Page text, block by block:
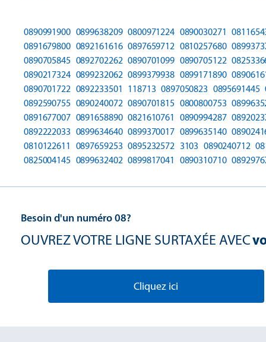
0890991900 0899638209 0800971224 0890030271
0891679800 0892161616 0897659712 0810257680
0890705845 0892702262 0890701099 0890705122
0890217324 0899232062 0899379938 0899171890
0890701722 0892233501 118713 0897050823 0895691445
0892590755 0890240072 0890701815 0800800753
0891677007 0891658890 0821610761 0890994287
0892222033 0899634640 0899370017 0899635140
0810122611 0897659253 0895232572 3103 0890240712
0825004145 0899632402 0899817041 0890310710
Besoin d'un numéro 08?
OUVREZ VOTRE LIGNE SURTAXÉE AVEC
Cliquez ici